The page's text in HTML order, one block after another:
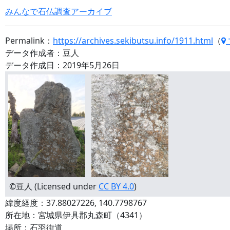
みんなで石仏調査アーカイブ
Permalink： https://archives.sekibutsu.info/1911.html （
データ作成者：豆人
データ作成日：2019年5月26日
©豆人 (Licensed under CC BY 4.0)
緯度経度：37.88027226, 140.7798767
所在地：宮城県伊具郡丸森町（4341）
場所：石羽街道